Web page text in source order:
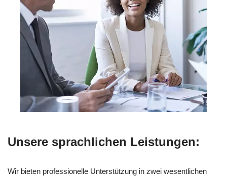
Unsere sprachlichen Leistungen:
Wir bieten professionelle Unterstützung in zwei wesentlichen